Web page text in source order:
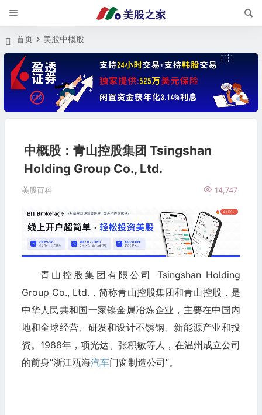
首页 美股中概股
中概股：青山控股集团 Tsingshan
Holding Group Co., Ltd.
美股百科 14,747
青山控股集团有限公司 Tsingshan Holding
Group Co., Ltd.，简称青山控股集团和青山控股，是
中华人民共和国一家镍金属冶炼企业，主要在中国内
地和全球经营、研发和设计不锈钢、新能源产业和投
资。1988年，项光达、张积敏等人，在温州成立公司
的前身“浙江瓯海汽车门窗制造公司”。